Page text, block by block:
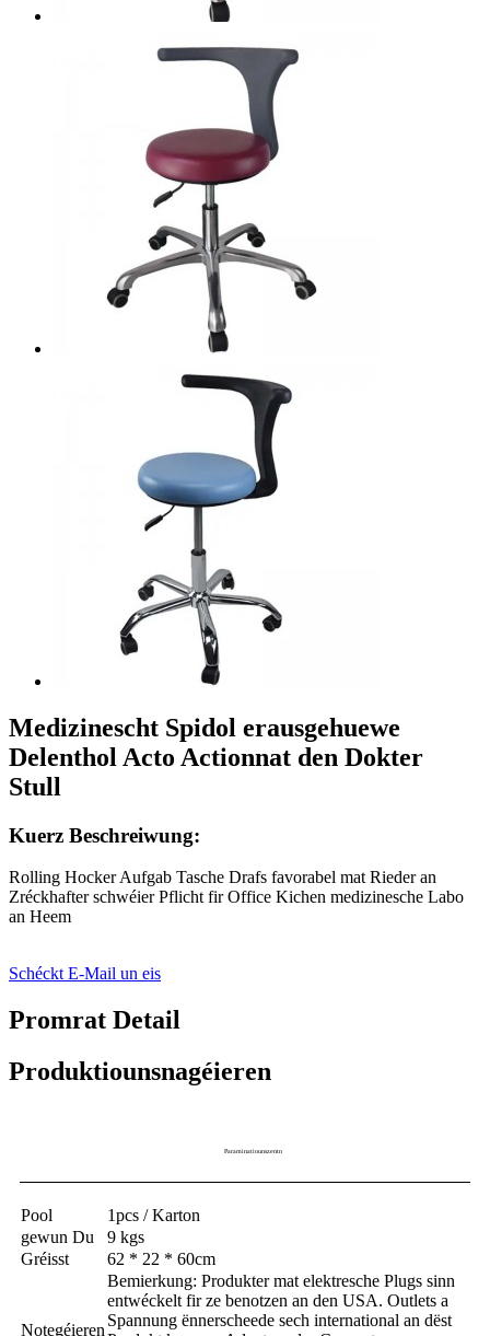
Medizinescht Spidol erausgehuewe
Delenthol Acto Actionnat den Dokter
Stull
Kuerz Beschreiwung:
Rolling Hocker Aufgab Tasche Drafs favorabel mat Rieder an
Zréckhafter schwéier Pflicht fir Office Kichen medizinesche Labo
an Heem
Schéckt E-Mail un eis
Promrat Detail
Produktiounsnagéieren
Paraminatiounszentn
Pool
1pcs / Karton
gewun Du
9 kgs
Gréisst
62 * 22 * ​​60cm
Notegéieren
Bemierkung: Produkter mat elektresche Plugs sinn
entwéckelt fir ze benotzen an den USA. Outlets a
Spannung ënnerscheede sech international an dëst